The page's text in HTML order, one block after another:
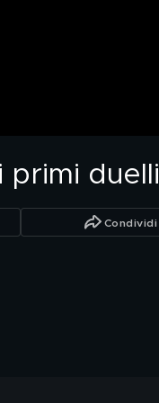
primi duelli
Condividi